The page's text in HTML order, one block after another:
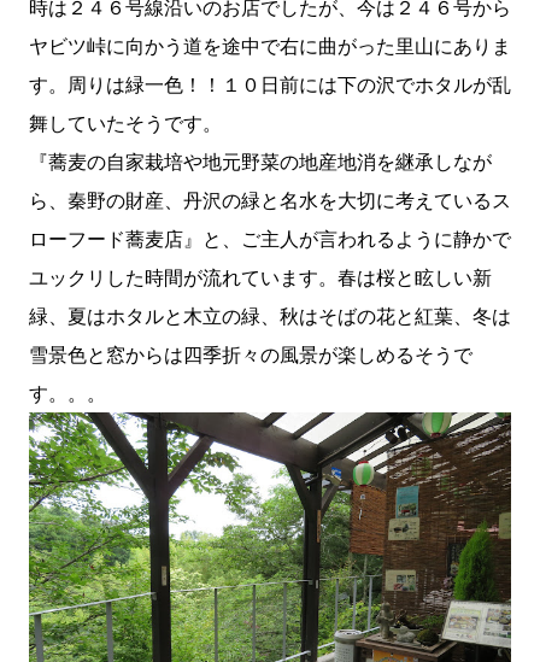
時は２４６号線沿いのお店でしたが、今は２４６号から
ヤビツ峠に向かう道を途中で右に曲がった里山にありま
す。周りは緑一色！！１０日前には下の沢でホタルが乱
舞していたそうです。
『蕎麦の自家栽培や地元野菜の地産地消を継承しなが
ら、秦野の財産、丹沢の緑と名水を大切に考えているス
ローフード蕎麦店』と、ご主人が言われるように静かで
ユックリした時間が流れています。春は桜と眩しい新
緑、夏はホタルと木立の緑、秋はそばの花と紅葉、冬は
雪景色と窓からは四季折々の風景が楽しめるそうで
す。。。